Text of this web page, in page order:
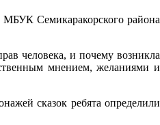
МБУК Семикаракорского района
человека, и почему возникла
мнением, желаниями и
сказок ребята определили